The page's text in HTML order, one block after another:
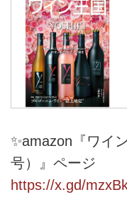
✨amazon『ワイ
号）』ページ
https://x.gd/